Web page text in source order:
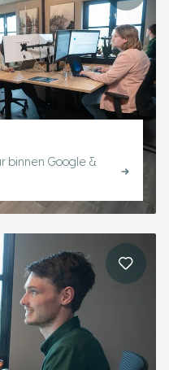
binnen Google &